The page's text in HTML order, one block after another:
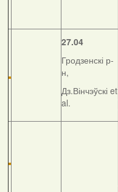
27.04
Гродзенскі р-
н,
Дз.Вінчэўскі et
al.